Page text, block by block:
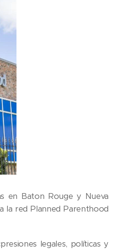
en Baton Rouge y Nueva
la red Planned Parenthood
legales, políticas y